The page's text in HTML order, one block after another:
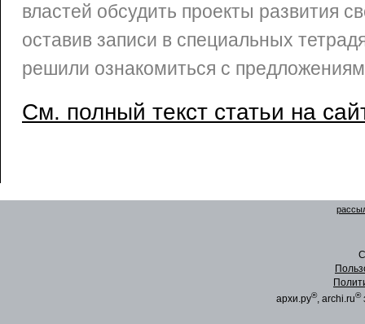
властей обсудить проекты развития
оставив записи в специальных
решили ознакомиться с
См. полный текст статьи на
архи.ру®, archi.ru®